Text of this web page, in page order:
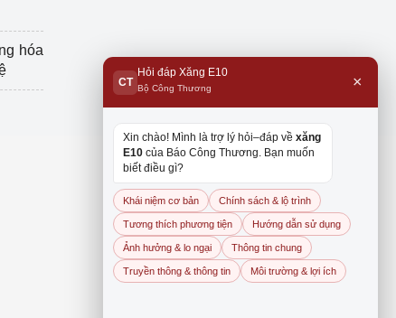
hóa
CT
Hỏi đáp Xăng E10
Bộ Công Thương ×
Xin chào! Mình là trợ lý hỏi–đáp về xăng
E10 của Báo Công Thương. Bạn muốn
biết điều gì?
Khái niệm cơ bản Chính sách & lộ trình
Tương thích phương tiện Hướng dẫn sử dụng
Ảnh hưởng & lo ngại Thông tin chung
Truyền thông & thông tin Môi trường & lợi ích